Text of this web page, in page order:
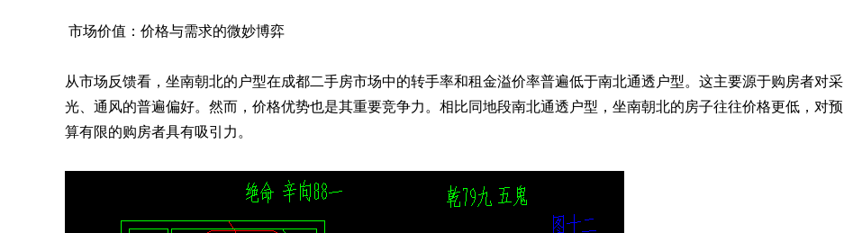
市场价值：价格与需求的微妙博弈
从市场反馈看，坐南朝北的户型在成都二手房市场中的转手率和租金溢价率普遍低于南北通透户型。这主要源于购房者对采
光、通风的普遍偏好。然而，价格优势也是其重要竞争力。相比同地段南北通透户型，坐南朝北的房子往往价格更低，对预
算有限的购房者具有吸引力。